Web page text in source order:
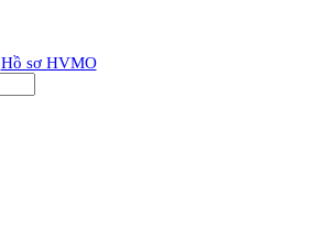
Hồ sơ HVMO